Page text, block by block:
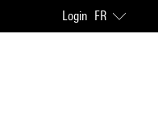
Login FR